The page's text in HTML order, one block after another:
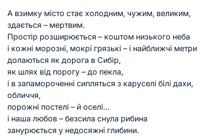
А взимку місто стає холодним, чужим, великим,
здається – мертвим.
Простір розширюється – коштом низького неба
і кожні морозні, мокрі грязькі – і найближчі метри
долаються як дорога в Сибір,
як шлях від порогу – до пекла,
і в запамороченні сипляться з каруселі білі дахи,
обличчя,
порожні постелі – й оселі…
і наша любов – безсила снула рибина
занурюється у недосяжні глибини.